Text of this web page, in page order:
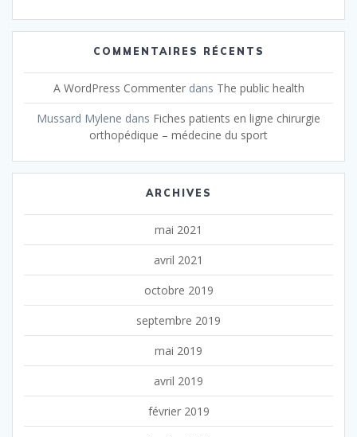
COMMENTAIRES RÉCENTS
A WordPress Commenterdans The public health
Mussard Mylene dans Fiches patients en ligne chirurgie
orthopédique – médecine du sport
ARCHIVES
mai 2021
avril 2021
octobre 2019
septembre 2019
mai 2019
avril 2019
février 2019